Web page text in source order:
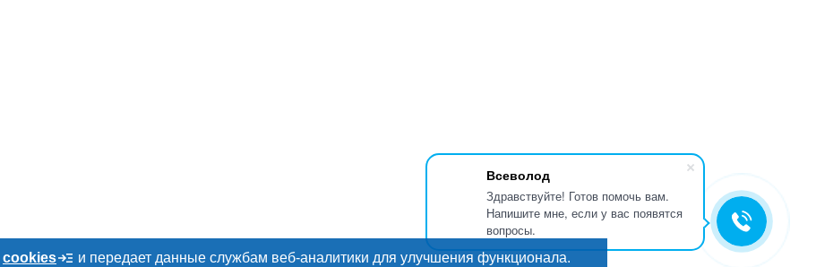
Всеволод
Здравствуйте! Готов помочь вам.
Напишите мне, если у вас появятся
вопросы.
cookies и передает данные службам веб-аналитики для улучшения функционала.